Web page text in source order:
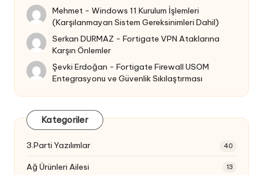
Mehmet -Windows 11 Kurulum İşlemleri
(Karşılanmayan Sistem Gereksinimleri Dahil)
Serkan DURMAZ -Fortigate VPN Ataklarına
Karşın Önlemler
Şevki Erdoğan -Fortigate Firewall USOM
Entegrasyonu ve Güvenlik Sıkılaştırması
Kategoriler
3.Parti Yazılımlar 40
Ağ Ürünleri Ailesi 13